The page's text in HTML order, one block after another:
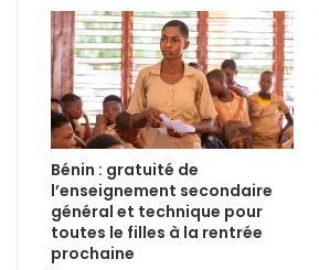
Bénin : gratuité de
l’enseignement secondaire
général et technique pour
toutes le filles à la rentrée
prochaine